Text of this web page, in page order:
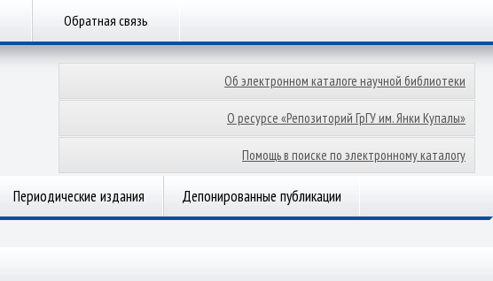
Обратная связь
Об электронном каталоге научной библиотеки
О ресурсе «Репозиторий ГрГУ им. Янки Купалы»
Помощь в поиске по электронному каталогу
Периодические издания Депонированные публикации